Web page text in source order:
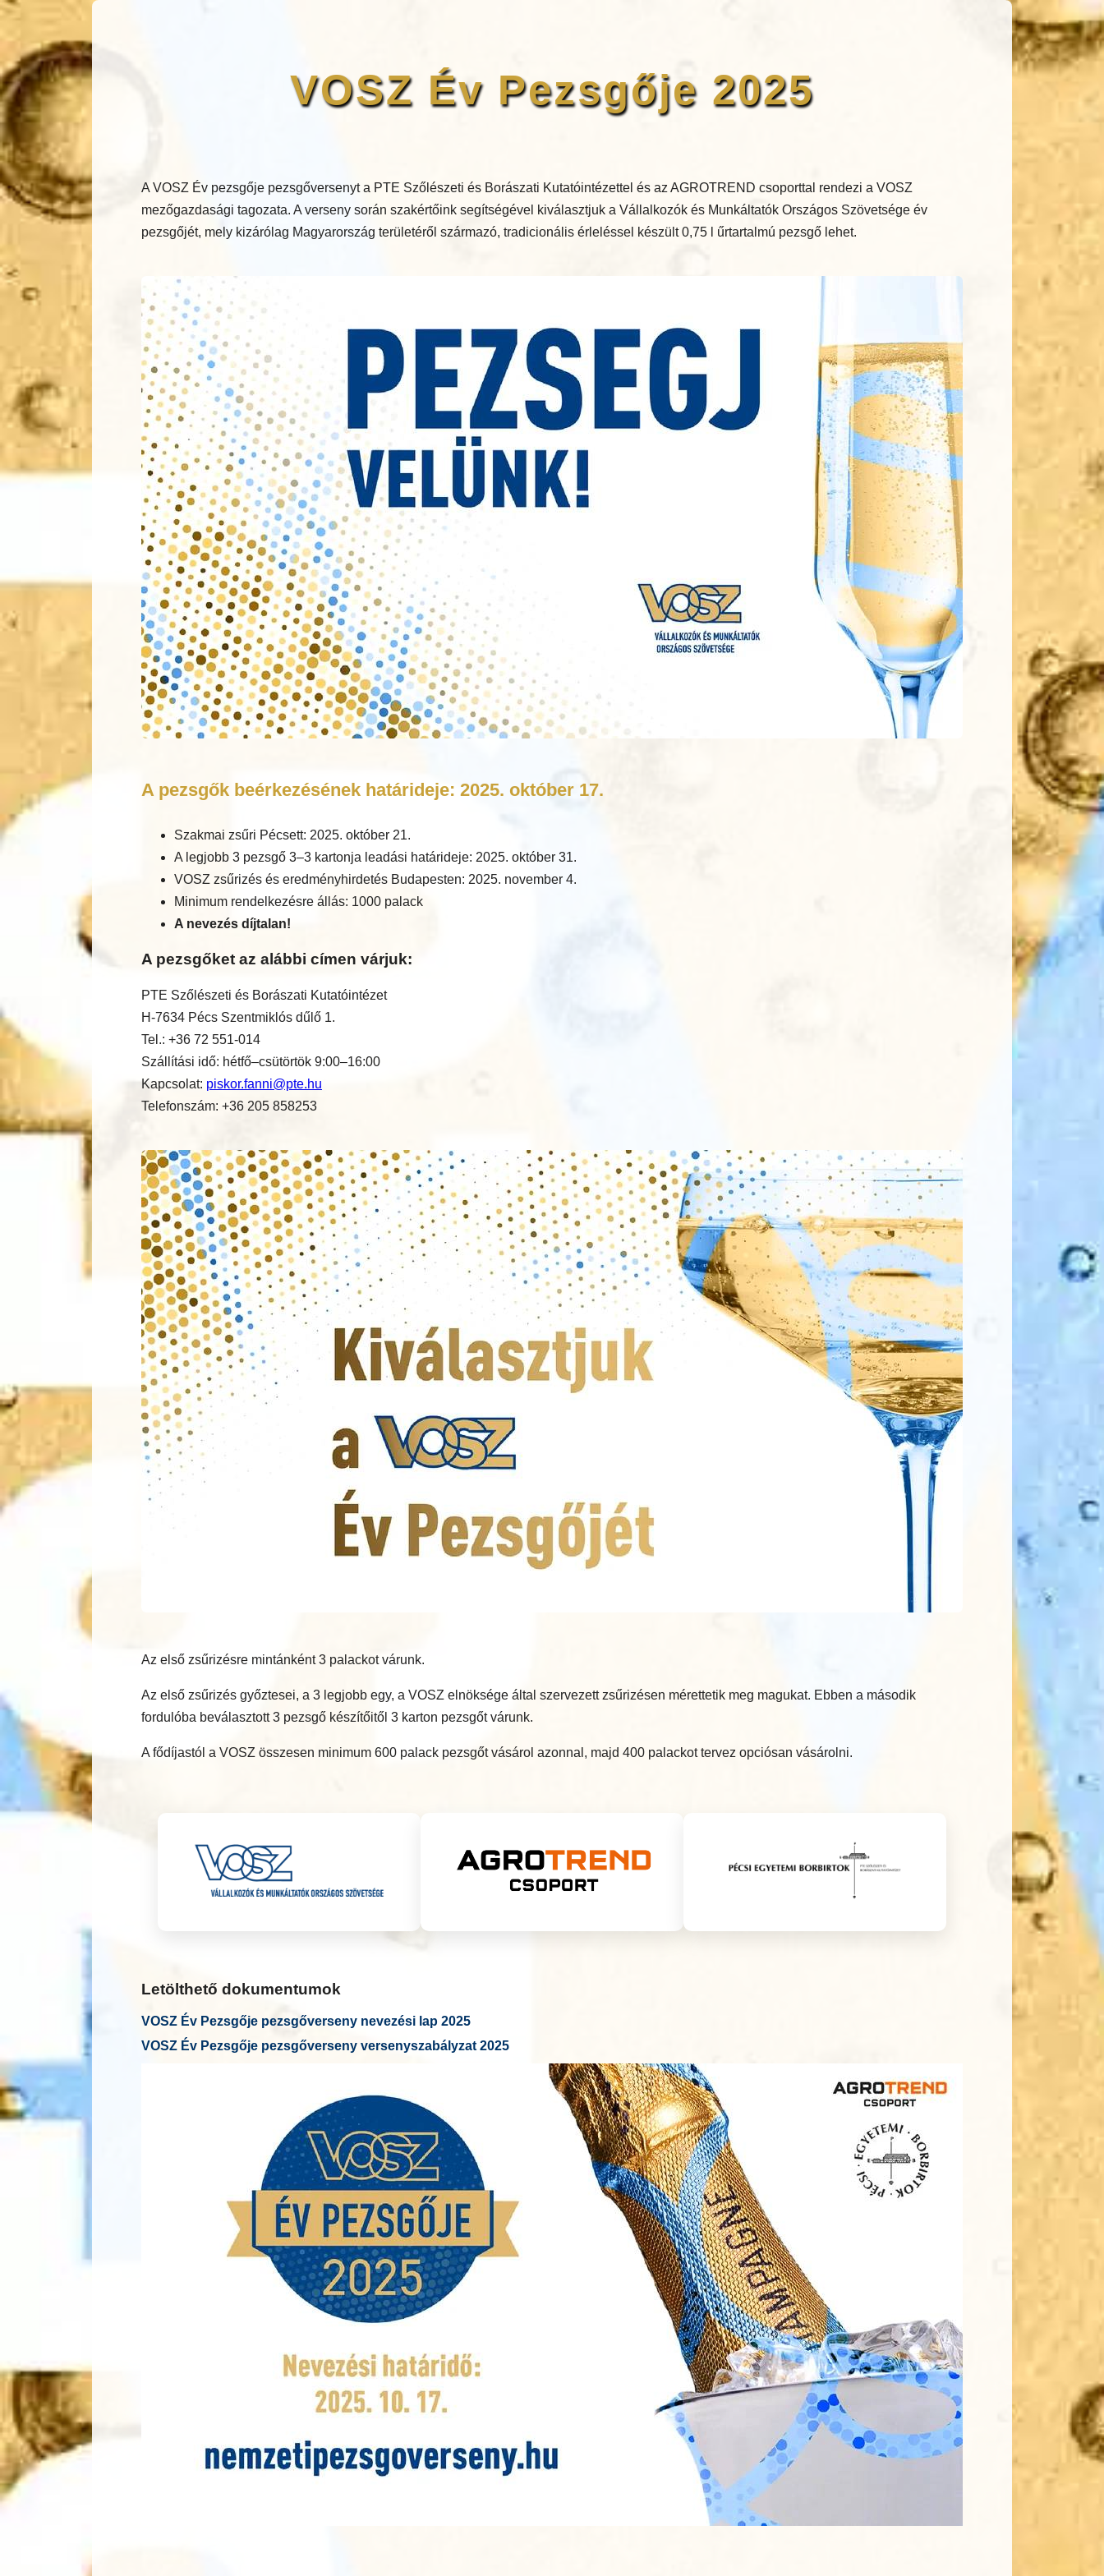
VOSZ Év Pezsgője 2025
A VOSZ Év pezsgője pezsgőversenyt a PTE Szőlészeti és Borászati Kutatóintézettel és az AGROTREND csoporttal rendezi a VOSZ
mezőgazdasági tagozata. A verseny során szakértőink segítségével kiválasztjuk a Vállalkozók és Munkáltatók Országos Szövetsége év
pezsgőjét, mely kizárólag Magyarország területéről származó, tradicionális érleléssel készült 0,75 l űrtartalmú pezsgő lehet.
A pezsgők beérkezésének határideje: 2025. október 17.
Szakmai zsűri Pécsett: 2025. október 21.
A legjobb 3 pezsgő 3–3 kartonja leadási határideje: 2025. október 31.
VOSZ zsűrizés és eredményhirdetés Budapesten: 2025. november 4.
Minimum rendelkezésre állás: 1000 palack
A nevezés díjtalan!
A pezsgőket az alábbi címen várjuk:
PTE Szőlészeti és Borászati Kutatóintézet
H-7634 Pécs Szentmiklós dűlő 1.
Tel.: +36 72 551-014
Szállítási idő: hétfő–csütörtök 9:00–16:00
Kapcsolat: piskor.fanni@pte.hu
Telefonszám: +36 205 858253
Az első zsűrizésre mintánként 3 palackot várunk.
Az első zsűrizés győztesei, a 3 legjobb egy, a VOSZ elnöksége által szervezett zsűrizésen mérettetik meg magukat. Ebben a második
fordulóba beválasztott 3 pezsgő készítőitől 3 karton pezsgőt várunk.
A fődíjastól a VOSZ összesen minimum 600 palack pezsgőt vásárol azonnal, majd 400 palackot tervez opciósan vásárolni.
Letölthető dokumentumok
VOSZ Év Pezsgője pezsgőverseny nevezési lap 2025
VOSZ Év Pezsgője pezsgőverseny versenyszabályzat 2025